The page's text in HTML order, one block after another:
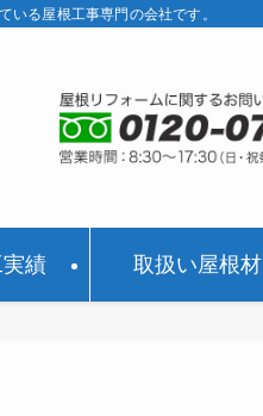
る屋根工事専門の会社です。
績 取扱い屋根材